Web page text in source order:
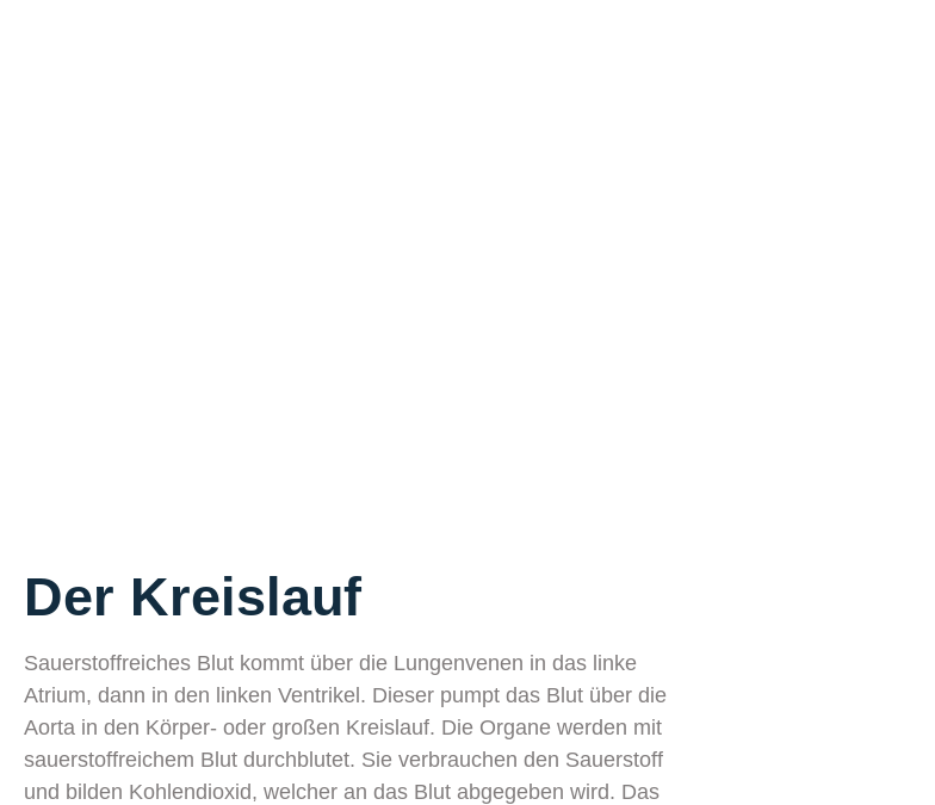
Der Kreislauf
Sauerstoffreiches Blut kommt über die Lungenvenen in das linke
Atrium, dann in den linken Ventrikel. Dieser pumpt das Blut über die
Aorta in den Körper- oder großen Kreislauf. Die Organe werden mit
sauerstoffreichem Blut durchblutet. Sie verbrauchen den Sauerstoff
und bilden Kohlendioxid, welcher an das Blut abgegeben wird. Das